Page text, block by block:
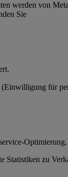
werden von
Sie
für
Optimierung.
zu